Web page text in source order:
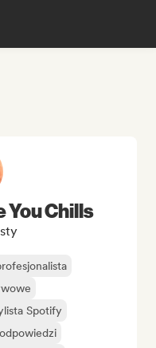
You Chills
Spotify